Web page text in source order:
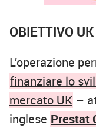
OBIETTIVO
L’operazione
finanziare lo
mercato UK –
inglese Prestat